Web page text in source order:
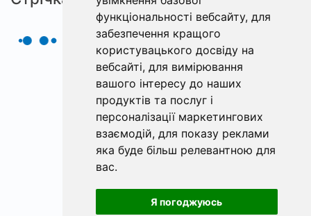
функціональності вебсайту, для
забезпечення кращого
користувацького досвіду на
вебсайті, для вимірювання
вашого інтересу до наших
продуктів та послуг і
персоналізації маркетингових
взаємодій, для показу реклами
яка буде більш релевантною для
вас.
Я погоджуюсь